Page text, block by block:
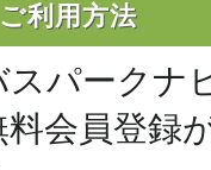
ご利用方法